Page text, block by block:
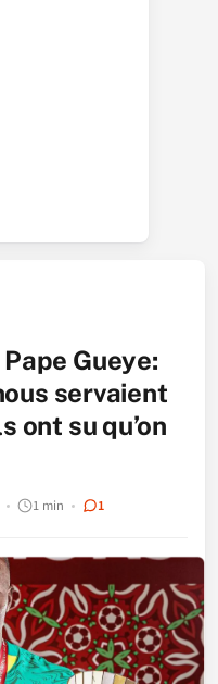
Gueye:
servaient
ont su qu’on
1 min 1